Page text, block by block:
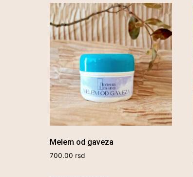
Melem od gaveza
700.00 rsd